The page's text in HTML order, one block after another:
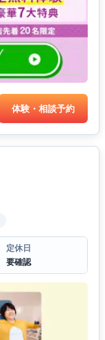
体験・相談予約
定休日
要確認